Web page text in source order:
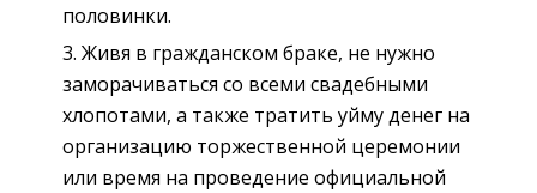
половинки.
Живя в гражданском браке, не нужно
заморачиваться со всеми свадебными
хлопотами, а также тратить уйму денег на
организацию торжественной церемонии
или время на проведение официальной